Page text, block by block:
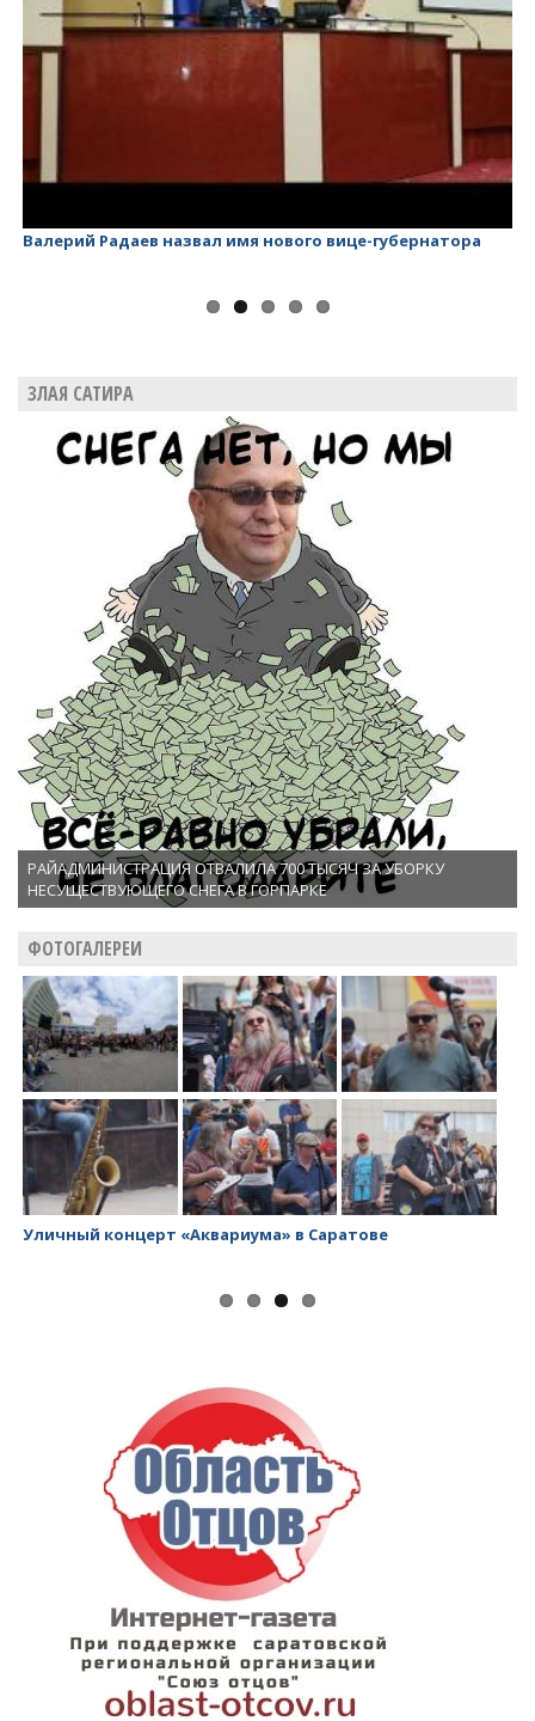
Валерий Радаев назвал имя нового вице-губернатора
ЗЛАЯ САТИРА
РАЙАДМИНИСТРАЦИЯ ОТВАЛИЛА 700 ТЫСЯЧ ЗА УБОРКУ
НЕСУЩЕСТВУЮЩЕГО СНЕГА В ГОРПАРКЕ
ФОТОГАЛЕРЕИ
Уличный концерт «Аквариума» в Саратове